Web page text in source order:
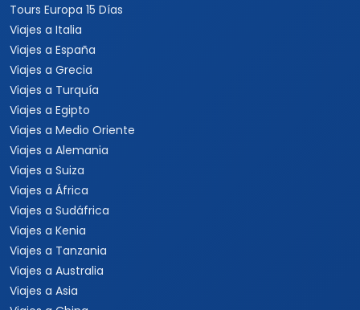
Viajes a Alemania
Viajes a Suiza
Viajes a África
Viajes a Sudáfrica
Viajes a Kenia
Viajes a Tanzania
Viajes a Australia
Viajes a Asia
Viajes a China
Viajes a Corea del Sur
Viajes a Tailandia
Viajes a India
Cruceros
Todos los Cruceros